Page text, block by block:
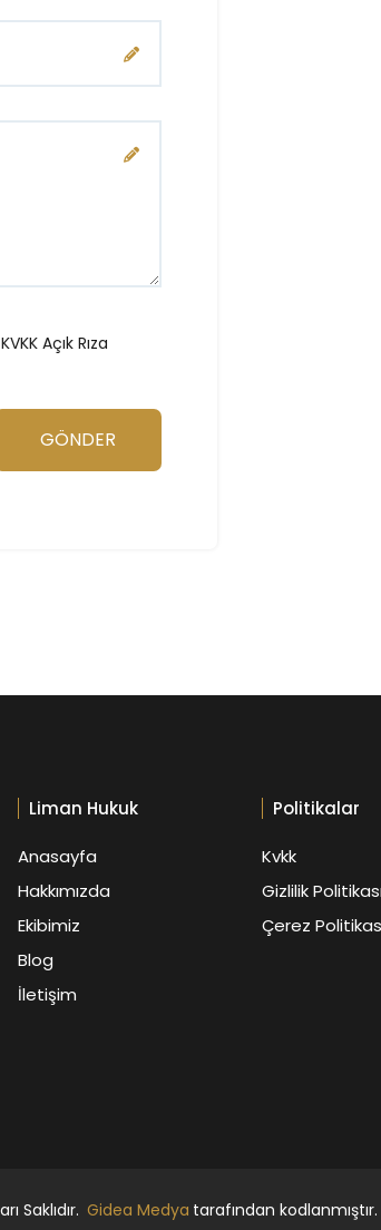
KVKK Açık Rıza
GÖNDER
Liman Hukuk
Anasayfa
Hakkımızda
Ekibimiz
Blog
İletişim
Politikalar
Kvkk
Gizlilik
Çerez
Saklıdır. Gidea Medya tarafından kodlanmıştır.